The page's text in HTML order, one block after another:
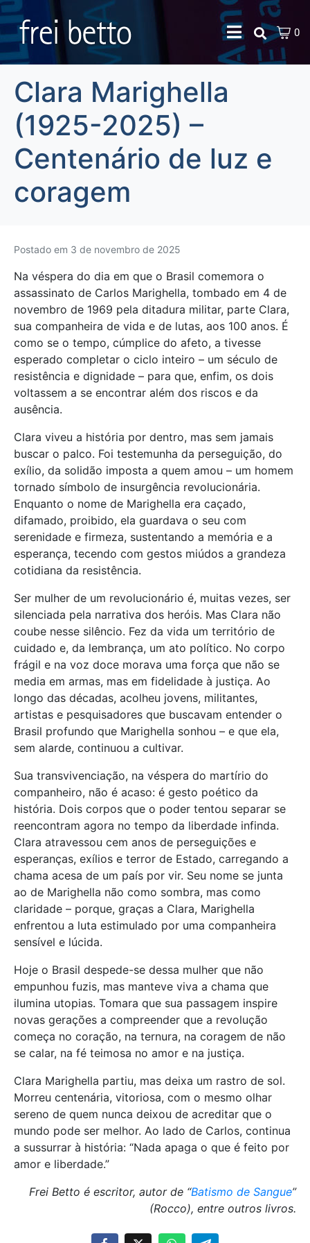
0
Clara Marighella
(1925-2025) –
Centenário de luz e
coragem
Postado em 3 de novembro de 2025
Na véspera do dia em que o Brasil comemora o
assassinato de Carlos Marighella, tombado em 4 de
novembro de 1969 pela ditadura militar, parte Clara,
sua companheira de vida e de lutas, aos 100 anos. É
como se o tempo, cúmplice do afeto, a tivesse
esperado completar o ciclo inteiro – um século de
resistência e dignidade – para que, enfim, os dois
voltassem a se encontrar além dos riscos e da
ausência.
Clara viveu a história por dentro, mas sem jamais
buscar o palco. Foi testemunha da perseguição, do
exílio, da solidão imposta a quem amou – um homem
tornado símbolo de insurgência revolucionária.
Enquanto o nome de Marighella era caçado,
difamado, proibido, ela guardava o seu com
serenidade e firmeza, sustentando a memória e a
esperança, tecendo com gestos miúdos a grandeza
cotidiana da resistência.
Ser mulher de um revolucionário é, muitas vezes, ser
silenciada pela narrativa dos heróis. Mas Clara não
coube nesse silêncio. Fez da vida um território de
cuidado e, da lembrança, um ato político. No corpo
frágil e na voz doce morava uma força que não se
media em armas, mas em fidelidade à justiça. Ao
longo das décadas, acolheu jovens, militantes,
artistas e pesquisadores que buscavam entender o
Brasil profundo que Marighella sonhou – e que ela,
sem alarde, continuou a cultivar.
Sua transvivenciação, na véspera do martírio do
companheiro, não é acaso: é gesto poético da
história. Dois corpos que o poder tentou separar se
reencontram agora no tempo da liberdade infinda.
Clara atravessou cem anos de perseguições e
esperanças, exílios e terror de Estado, carregando a
chama acesa de um país por vir. Seu nome se junta
ao de Marighella não como sombra, mas como
claridade – porque, graças a Clara, Marighella
enfrentou a luta estimulado por uma companheira
sensível e lúcida.
Hoje o Brasil despede-se dessa mulher que não
empunhou fuzis, mas manteve viva a chama que
ilumina utopias. Tomara que sua passagem inspire
novas gerações a compreender que a revolução
começa no coração, na ternura, na coragem de não
se calar, na fé teimosa no amor e na justiça.
Clara Marighella partiu, mas deixa um rastro de sol.
Morreu centenária, vitoriosa, com o mesmo olhar
sereno de quem nunca deixou de acreditar que o
mundo pode ser melhor. Ao lado de Carlos, continua
a sussurrar à história: “Nada apaga o que é feito por
amor e liberdade.”
Frei Betto é escritor, autor de “Batismo de Sangue”
(Rocco), entre outros livros.